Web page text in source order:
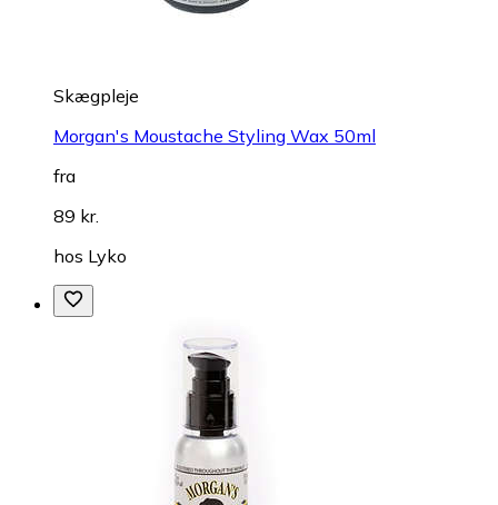
Skægpleje
Morgan's Moustache Styling Wax 50ml
fra
89 kr.
hos Lyko